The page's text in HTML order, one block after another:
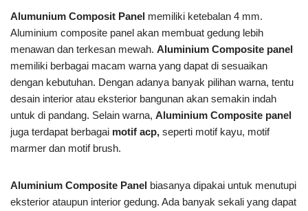
Alumunium Composit Panel memiliki ketebalan 4 mm.
Aluminium composite panel akan membuat gedung lebih
menawan dan terkesan mewah. Aluminium Composite panel
memiliki berbagai macam warna yang dapat di sesuaikan
dengan kebutuhan. Dengan adanya banyak pilihan warna, tentu
desain interior atau eksterior bangunan akan semakin indah
untuk di pandang. Selain warna, Aluminium Composite panel
juga terdapat berbagai motif acp, seperti motif kayu, motif
marmer dan motif brush.
Aluminium Composite Panel biasanya dipakai untuk menutupi
eksterior ataupun interior gedung. Ada banyak sekali yang dapat